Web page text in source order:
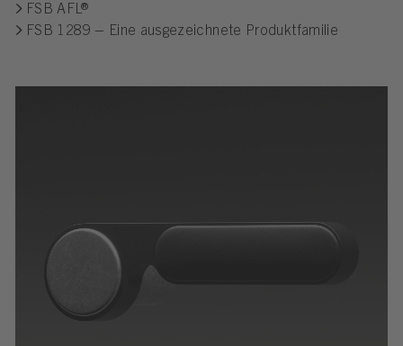
FSB AFL®
FSB 1289 – Eine ausgezeichnete Produktfamilie